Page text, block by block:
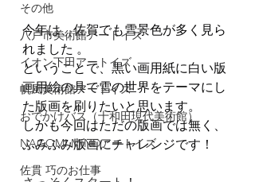
その他
八戸市美術館アートイズ
イオン下田アートイズ
帆風美術館アートイズ
おでかけバス（十和田現代美術館）
NAGOMI MINDアートイズ
佐貫 巧のお仕事
今年は、佐賀でも雪景色が多く見ら
れました 。
ということで、黒い画用紙に白い版
画用絵の具で雪の世界をテーマにし
た版画を刷りたいと思います。
しかも今回はただの版画では無く、
ふみふみ版画にチャレンジです！